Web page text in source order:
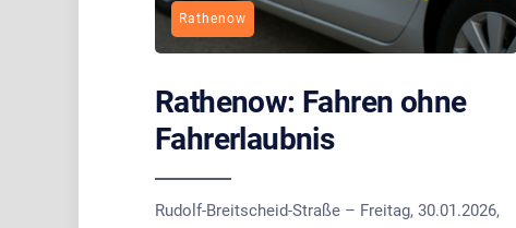
Rathenow
Rathenow: Fahren ohne
Fahrerlaubnis
Rudolf-Breitscheid-Straße – Freitag, 30.01.2026,